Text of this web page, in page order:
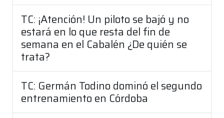
TC: ¡Atención! Un piloto se bajó y no
estará en lo que resta del fin de
semana en el Cabalén ¿De quién se
trata?
TC: Germán Todino dominó el segundo
entrenamiento en Córdoba